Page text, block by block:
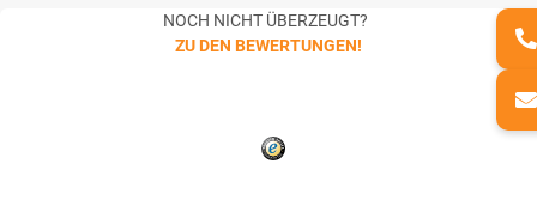
NOCH NICHT ÜBERZEUGT?
ZU DEN BEWERTUNGEN!